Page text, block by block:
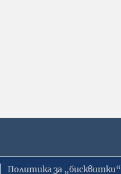
Политика за „бисквитки“